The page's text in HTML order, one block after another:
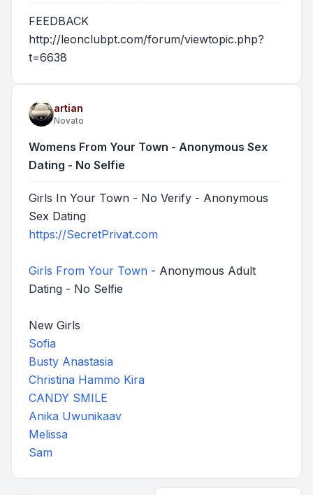
FEEDBACK
http://leonclubpt.com/forum/viewtopic.php?
t=6638
artian
Novato
Womens From Your Town - Anonymous Sex
Dating - No Selfie
Girls In Your Town - No Verify - Anonymous
Sex Dating
https://SecretPrivat.com
Girls From Your Town - Anonymous Adult
Dating - No Selfie
New Girls
Sofia
Busty Anastasia
Christina Hammo Kira
CANDY SMILE
Anika Uwunikaav
Melissa
Sam